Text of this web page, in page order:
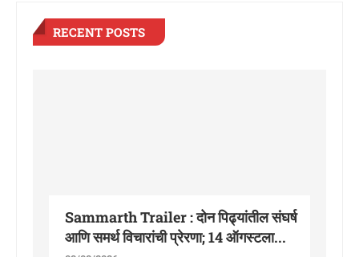
RECENT POSTS
Sammarth Trailer : दोन पिढ्यांतील संघर्ष
आणि समर्थ विचारांची प्रेरणा; 14 ऑगस्टला...